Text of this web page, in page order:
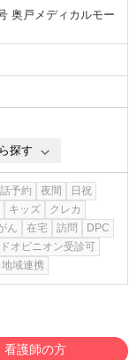
奥戸メディカルモー
探す
予約 夜間
日祝
キッズ
クレカ
ん 在宅 訪問
DPC
オピニオン受診可
地域連携
看護師の方